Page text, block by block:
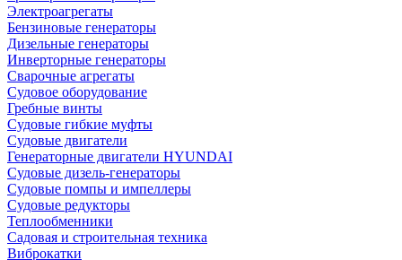
Электроагрегаты
Бензиновые генераторы
Дизельные генераторы
Инверторные генераторы
Сварочные агрегаты
Судовое оборудование
Гребные винты
Судовые гибкие муфты
Судовые двигатели
Генераторные двигатели HYUNDAI
Судовые дизель-генераторы
Судовые помпы и импеллеры
Судовые редукторы
Теплообменники
Садовая и строительная техника
Виброкатки